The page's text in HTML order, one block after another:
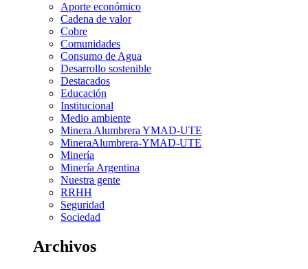
Aporte económico
Cadena de valor
Cobre
Comunidades
Consumo de Agua
Desarrollo sostenible
Destacados
Educación
Institucional
Medio ambiente
Minera Alumbrera YMAD-UTE
MineraAlumbrera-YMAD-UTE
Minería
Minería Argentina
Nuestra gente
RRHH
Seguridad
Sociedad
Archivos